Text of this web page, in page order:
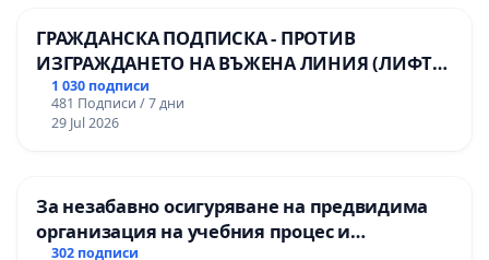
ГРАЖДАНСКА ПОДПИСКА - ПРОТИВ
ИЗГРАЖДАНЕТО НА ВЪЖЕНА ЛИНИЯ (ЛИФТ)
НА ТЕРИТОРИЯТА НА ПРИРОДНА
ЗАБЕЛЕЖИТЕЛНОСТ „ХЪЛМ НА
ОСВОБОДИТЕЛИТЕ“ (БУНАРДЖИК)
1 030 подписи
481 Подписи / 7 дни
29 Jul 2026
За незабавно осигуряване на предвидима
организация на учебния процес и
302 подписи